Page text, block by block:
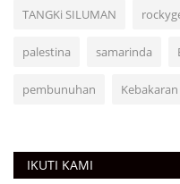
TANGKi SILUMAN
palestina samarinda
pembunuhan Kebakaran
IKUTI KAMI